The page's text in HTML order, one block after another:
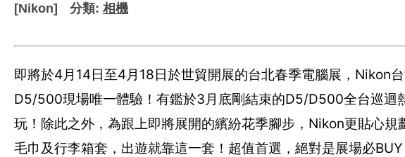
[Nikon] 分類: 相機
即將於4月14日至4月18日於世貿開展的台北春季電腦展，Nikon
D5/500現場唯一體驗！有鑑於3月底剛結束的D5/D500全台巡迴
玩！除此之外，為跟上即將展開的繽紛花季腳步，Nikon更貼心
毛巾及行李箱套，出遊就靠這一套！超值首選，絕對是展場必BUY